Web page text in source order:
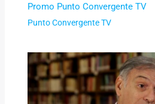
Promo Punto Convergente TV
Punto Convergente TV